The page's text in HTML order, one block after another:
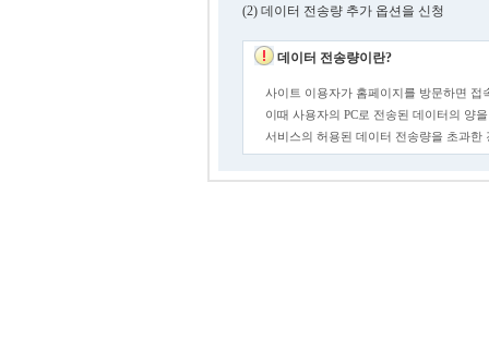
(2) 데이터 전송량 추가 옵션을 신청
데이터 전송량이란?
사이트 이용자가 홈페이지를 방문하면 접
이때 사용자의 PC로 전송된 데이터의 양
서비스의 허용된 데이터 전송량을 초과